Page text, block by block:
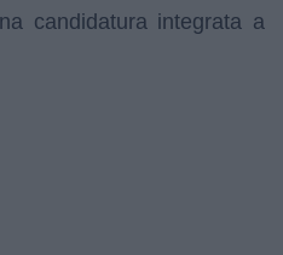
candidatura integrata a